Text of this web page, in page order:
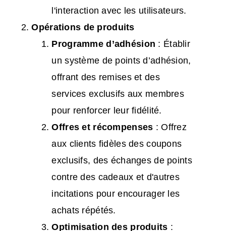
l'interaction avec les utilisateurs.
Opérations de produits
Programme d’adhésion : Établir
un système de points d’adhésion,
offrant des remises et des
services exclusifs aux membres
pour renforcer leur fidélité.
Offres et récompenses : Offrez
aux clients fidèles des coupons
exclusifs, des échanges de points
contre des cadeaux et d'autres
incitations pour encourager les
achats répétés.
Optimisation des produits :